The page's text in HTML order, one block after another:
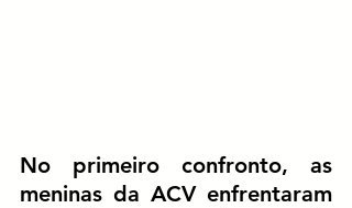
No primeiro confronto, as
meninas da ACV enfrentaram